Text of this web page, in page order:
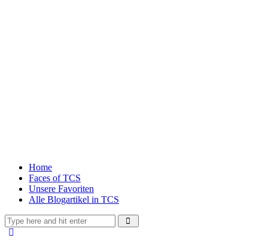
Home
Faces of TCS
Unsere Favoriten
Alle Blogartikel in TCS